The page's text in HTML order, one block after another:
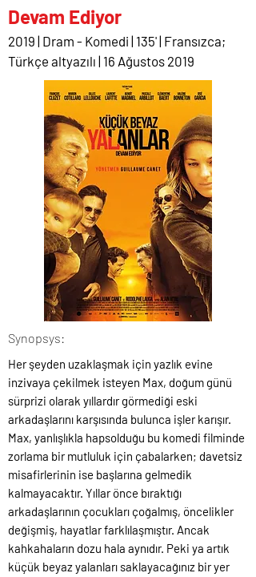
Devam Ediyor
2019 | Dram - Komedi | 135' | Fransızca;
Türkçe altyazılı | 16 Ağustos 2019
Synopsys:
Her şeyden uzaklaşmak için yazlık evine
inzivaya çekilmek isteyen Max, doğum günü
sürprizi olarak yıllardır görmediği eski
arkadaşlarını karşısında bulunca işler karışır.
Max, yanlışlıkla hapsolduğu bu komedi filminde
zorlama bir mutluluk için çabalarken; davetsiz
misafirlerinin ise başlarına gelmedik
kalmayacaktır. Yıllar önce bıraktığı
arkadaşlarının çocukları çoğalmış, öncelikler
değişmiş, hayatlar farklılaşmıştır. Ancak
kahkahaların dozu hala aynıdır. Peki ya artık
küçük beyaz yalanları saklayacağınız bir yer